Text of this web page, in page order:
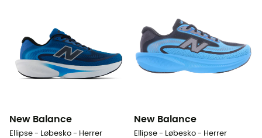
New Balance
Ellipse - Løbesko - Herrer
New Balance
Ellipse - Løbesko - Herrer